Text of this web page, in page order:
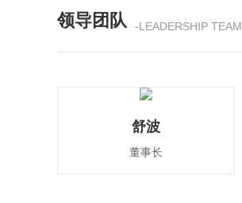
领导团队 -LEADERSHIP TEAM
舒波
董事长